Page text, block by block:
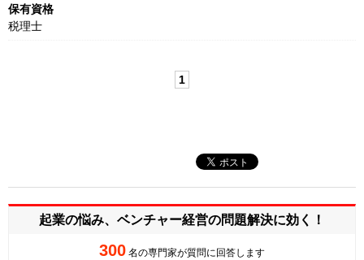
保有資格
税理士
1
起業の悩み、ベンチャー経営の問題解決に効く！
300 名の専門家が質問に回答します